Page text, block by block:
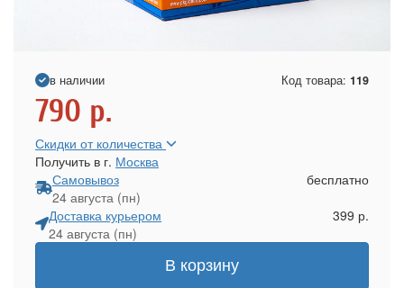
в наличии Код товара: 119
790 р.
Скидки от количества
Получить в г. Москва
Самовывоз
24 августа (пн)
бесплатно
Доставка курьером
24 августа (пн)
399 р.
В корзину